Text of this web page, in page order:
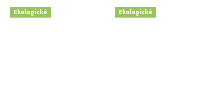
Ekologické Ekologické